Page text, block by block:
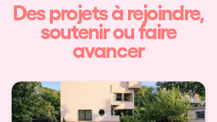
Des projets à rejoindre,
soutenir ou faire
avancer